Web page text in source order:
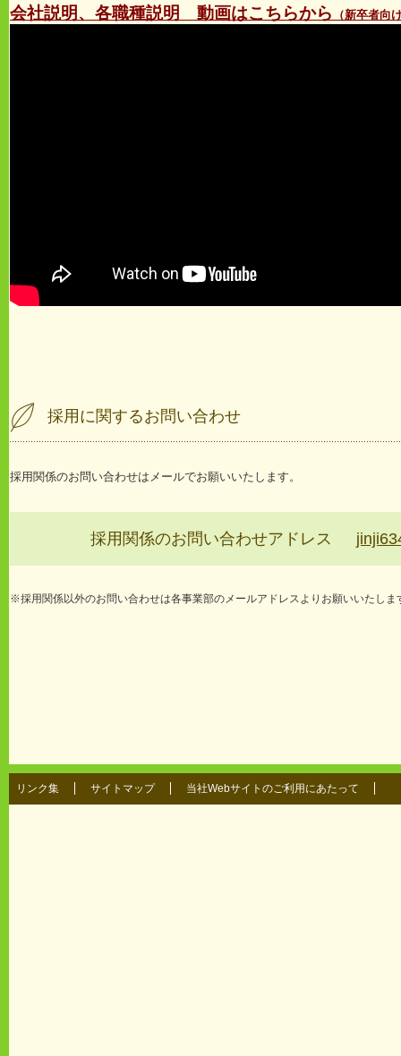
会社説明、各職種説明 動画はこちらから （新卒者向
採用に関するお問い合わせ
採用関係のお問い合わせはメールでお願いいたします。
採用関係のお問い合わせアドレス
※採用関係以外のお問い合わせは各事業部のメールアドレスよりお願いいたしま
リンク集 サイトマップ 当社Webサイトのご利用にあたって